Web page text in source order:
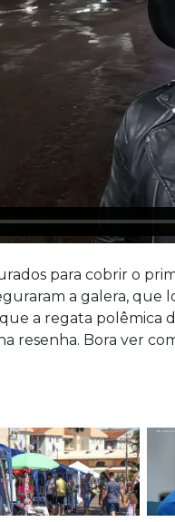
para cobrir o
a galera, que
a regata polêmica
resenha. Bora ver